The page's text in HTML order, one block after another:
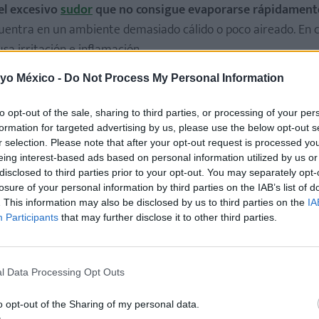
México - Do Not Process My Personal Information
opt-out of the sale, sharing to third parties, or processing of your
for targeted advertising by us, please use the below opt-out
selection. Please note that after your opt-out request is processed
interest-based ads based on personal information utilized by us
to third parties prior to your opt-out. You may separately
of your personal information by third parties on the IAB’s list of
This information may also be disclosed by us to third parties on the
Participants that may further disclose it to other third parties.
Data Processing Opt Outs
opt-out of the Sharing of my personal data.
excesivosudorque no consigue evaporarse
en un ambiente demasiado cálido o poco aireado. En
irritación e inflamación.
las glándulas sudoríparas. Este hecho provoca la
en los que niños muy pequeñosporque su piel es más
respecto a la de los adultos o a la de los niños más
la cabeza de un alfiler, que tienen un ligero relieve, y
ello, la piel afectada también está enrojecida y es áspera
puede apreciar que la parte central es más clara y que